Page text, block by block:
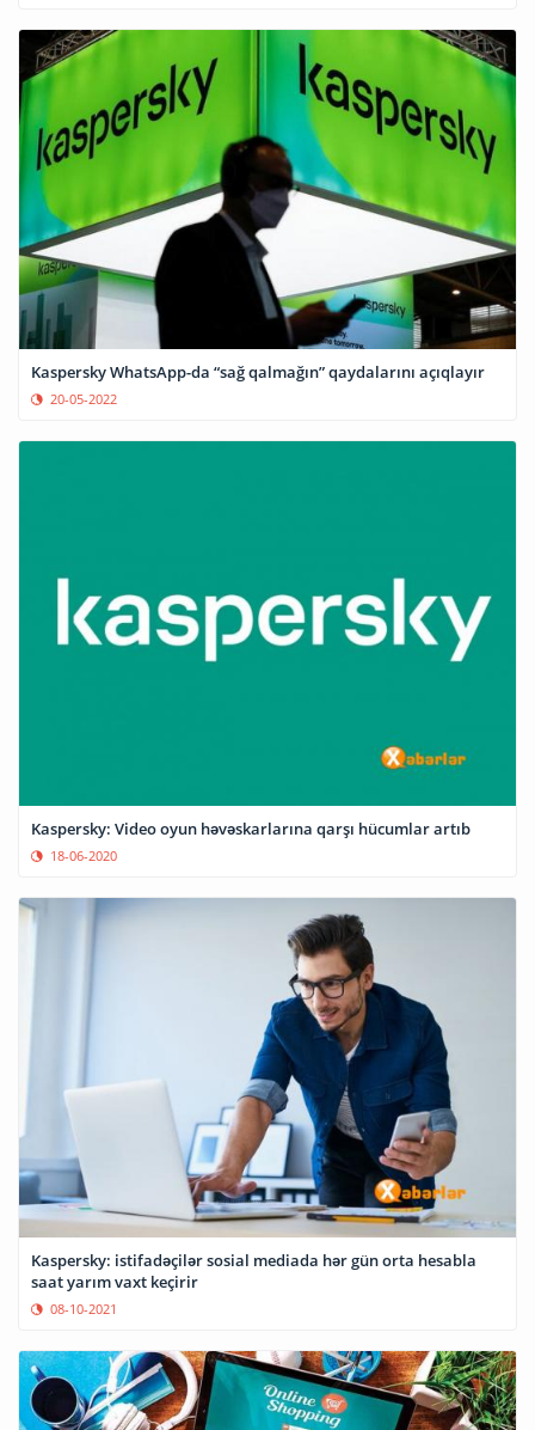
Kaspersky WhatsApp-da “sağ qalmağın” qaydalarını açıqlayır
20-05-2022
Kaspersky: Video oyun həvəskarlarına qarşı hücumlar artıb
18-06-2020
Kaspersky: istifadəçilər sosial mediada hər gün orta hesabla
saat yarım vaxt keçirir
08-10-2021